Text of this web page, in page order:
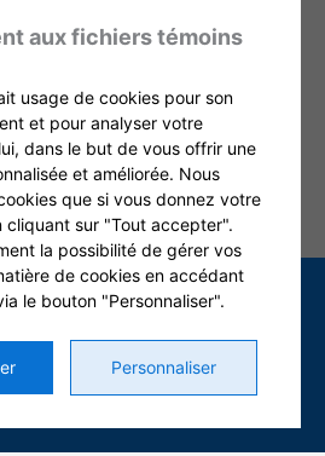
de confidentialité
aux fichiers témoins
usage de cookies pour son
et pour analyser votre
dans le but de vous offrir une
et améliorée. Nous
que si vous donnez votre
cliquant sur "Tout accepter".
la possibilité de gérer vos
de cookies en accédant
le bouton "Personnaliser".
Personnaliser